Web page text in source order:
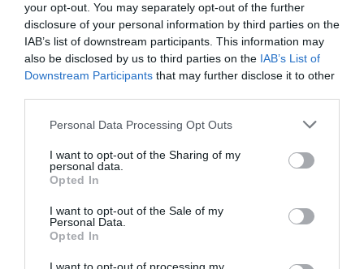
your opt-out. You may separately opt-out of the further
disclosure of your personal information by third parties on the
IAB’s list of downstream participants. This information may
also be disclosed by us to third parties on the IAB’s List of
Downstream Participants that may further disclose it to other
Personal Data Processing Opt Outs
I want to opt-out of the Sharing of my
personal data.
Opted In
I want to opt-out of the Sale of my
Personal Data.
Opted In
Índex2P
2Playbook Club